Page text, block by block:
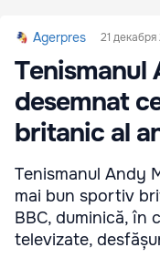
Agerpres 21
Tenismanul
desemnat
britanic al
Tenismanul Andy
mai bun sportiv
BBC, duminică, în
televizate,